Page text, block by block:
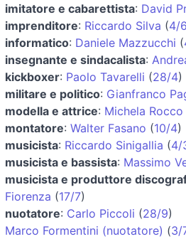
imitatore e cabarettista: David
imprenditore: Riccardo Silva (4/6
informatico: Daniele Mazzucchi (
insegnante e sindacalista:
kickboxer: Paolo Tavarelli (28/4)
militare e politico: Gianfranco
modella e attrice: Michela
montatore: Walter Fasano (10/4)
musicista: Riccardo Sinigallia (4/
musicista e bassista: Massimo
musicista e produttore
Fiorenza (17/7)
nuotatore: Carlo Piccoli (28/9)
Marco Formentini (nuotatore) (3/